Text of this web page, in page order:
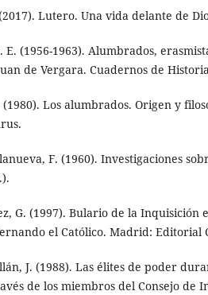
Lutero. Una vida delante de
E. (1956-1963). Alumbrados,
de Vergara. Cuadernos de
Los alumbrados. Origen y
F. (1960). Investigaciones
G. (1997). Bulario de la Inquisición
el Católico. Madrid: Editorial
J. (1988). Las élites de poder
de los miembros del Consejo de